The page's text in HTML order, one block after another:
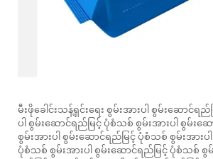
မီးဖိုခေါင်းသန့်ရှင်းရေး စွမ်းအားပါ စွမ်းဆောင်ရ
ပါ စွမ်းဆောင်ရည်မြင့် ပုံစံသစ် စွမ်းအားပါ စွမ်း
စွမ်းအားပါ စွမ်းဆောင်ရည်မြင့် ပုံစံသစ် စွမ်းအားပ
ပုံစံသစ် စွမ်းအားပါ စွမ်းဆောင်ရည်မြင့် ပုံစံသစ် စွမ်